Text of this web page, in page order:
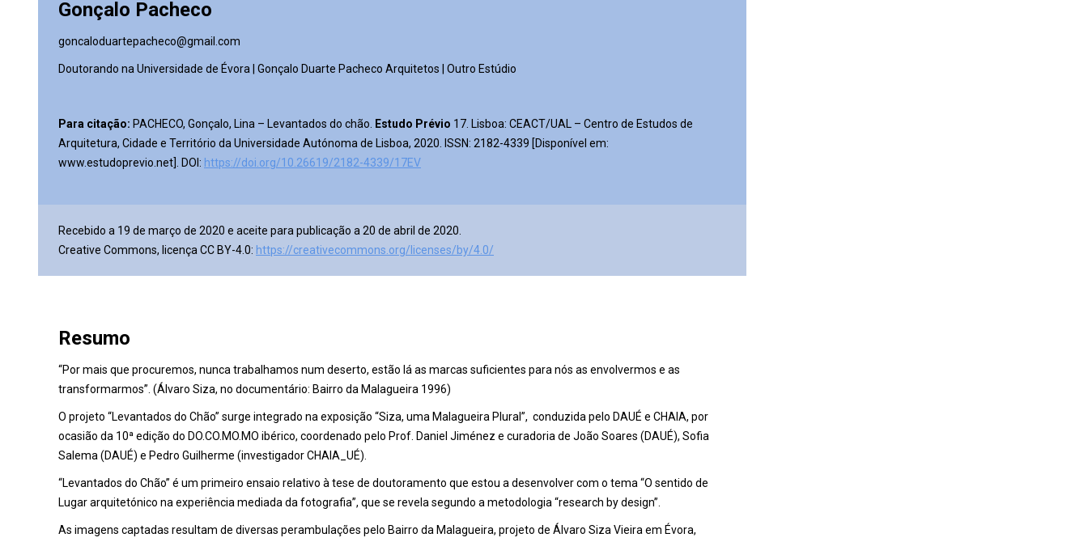
Gonçalo Pacheco
goncaloduartepacheco@gmail.com
Doutorando na Universidade de Évora | Gonçalo Duarte Pacheco Arquitetos | Outro Estúdio
Para citação: PACHECO, Gonçalo, Lina – Levantados do chão. Estudo Prévio 17. Lisboa: CEACT/UAL – Centro de Estudos de
Arquitetura, Cidade e Território da Universidade Autónoma de Lisboa, 2020. ISSN: 2182-4339 [Disponível em:
www.estudoprevio.net]. DOI: https://doi.org/10.26619/2182-4339/17EV
Recebido a 19 de março de 2020 e aceite para publicação a 20 de abril de 2020
Creative Commons, licença CC BY-4.0: https://creativecommons.org/licenses/by/4.0/
Resumo
“Por mais que procuremos, nunca trabalhamos num deserto, estão lá as marcas suficientes para nós as envolvermos e as
transformarmos”. (Álvaro Siza, no documentário: Bairro da Malagueira 1996)
O projeto “Levantados do Chão” surge integrado na exposição “Siza, uma Malagueira Plural”, conduzida pelo DAUÉ e CHAIA, por
ocasião da 10ª edição do DO.CO.MO.MO ibérico, coordenado pelo Prof. Daniel Jiménez e curadoria de João Soares (DAUÉ), Sofia
Salema (DAUÉ) e Pedro Guilherme (investigador CHAIA_UÉ).
“Levantados do Chão” é um primeiro ensaio relativo à tese de doutoramento que estou a desenvolver com o tema “O sentido de
Lugar arquitetónico na experiência mediada da fotografia”, que se revela segundo a metodologia “research by design”.
As imagens captadas resultam de diversas perambulações pelo Bairro da Malagueira, projeto de Álvaro Siza Vieira em Évora,